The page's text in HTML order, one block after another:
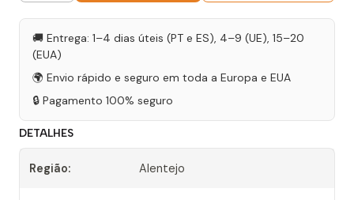
🚚 Entrega: 1–4 dias úteis (PT e ES), 4–9 (UE), 15–20
(EUA)
🌍 Envio rápido e seguro em toda a Europa e EUA
🔒 Pagamento 100% seguro
DETALHES
Região: Alentejo